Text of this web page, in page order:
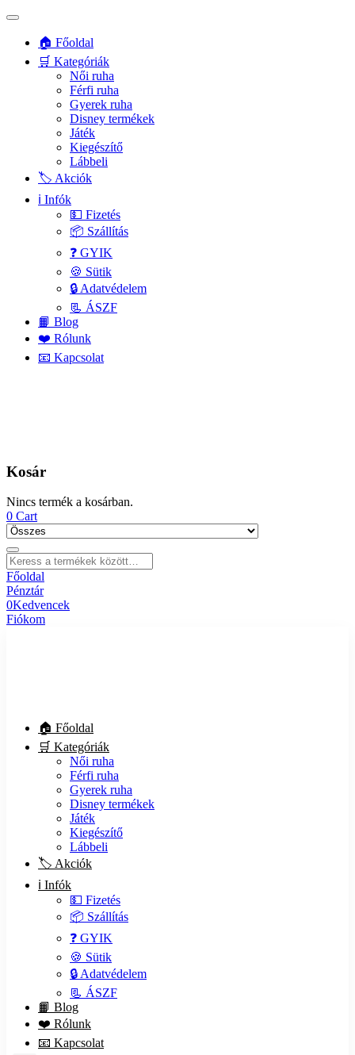
🏠 Főoldal
🛒 Kategóriák
Női ruha
Férfi ruha
Gyerek ruha
Disney termékek
Játék
Kiegészítő
Lábbeli
🏷️ Akciók
ℹ️ Infók
💵 Fizetés
📦 Szállítás
❓ GYIK
🍪 Sütik
🔒 Adatvédelem
📃 ÁSZF
📙 Blog
❤️ Rólunk
📧 Kapcsolat
Kosár
Nincs termék a kosárban.
0 Cart
Főoldal
Pénztár
0Kedvencek
Fiókom
🏠 Főoldal
🛒 Kategóriák
Női ruha
Férfi ruha
Gyerek ruha
Disney termékek
Játék
Kiegészítő
Lábbeli
🏷️ Akciók
ℹ️ Infók
💵 Fizetés
📦 Szállítás
❓ GYIK
🍪 Sütik
🔒 Adatvédelem
📃 ÁSZF
📙 Blog
❤️ Rólunk
📧 Kapcsolat